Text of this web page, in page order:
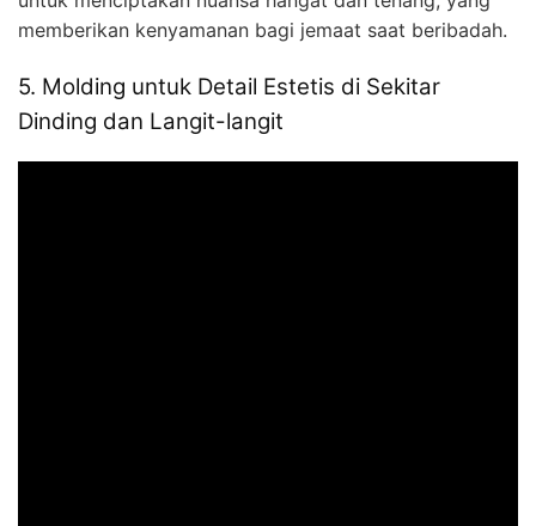
memberikan kenyamanan bagi jemaat saat beribadah.
5. Molding untuk Detail Estetis di Sekitar
Dinding dan Langit-langit